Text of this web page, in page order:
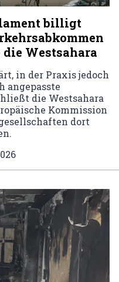
billigt
Westsahara
in der Praxis jedoch
angepasste
die Westsahara
Kommission
dort